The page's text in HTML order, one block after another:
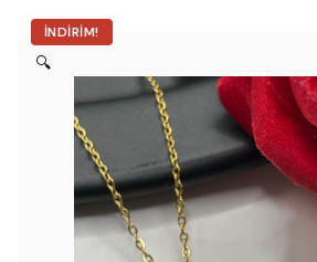
İNDIRIM!
🔍